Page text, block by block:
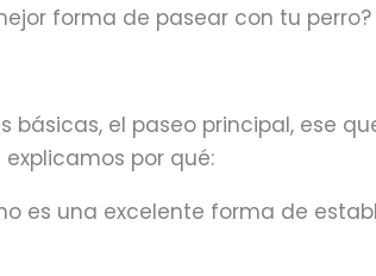
forma de pasear con tu perro?
el paseo principal, ese
por qué:
es una excelente forma de